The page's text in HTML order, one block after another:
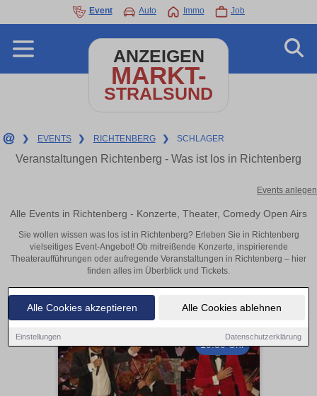
Alle Cookies akzeptieren Alle Cookies ablehnen
Einstellungen Datenschutzerklärung
Event Auto Immo Job
ANZEIGEN
MARKT-
STRALSUND
❯ EVENTS ❯ RICHTENBERG ❯ SCHLAGER
Veranstaltungen Richtenberg - Was ist los in Richtenberg
Events anlegen
Alle Events in Richtenberg - Konzerte, Theater, Comedy Open Airs
Sie wollen wissen was los ist in Richtenberg? Erleben Sie in Richtenberg
vielseitiges Event-Angebot! Ob mitreißende Konzerte, inspirierende
Theateraufführungen oder aufregende Veranstaltungen in Richtenberg – hier
finden alles im Überblick und Tickets.
19:30 Uhr